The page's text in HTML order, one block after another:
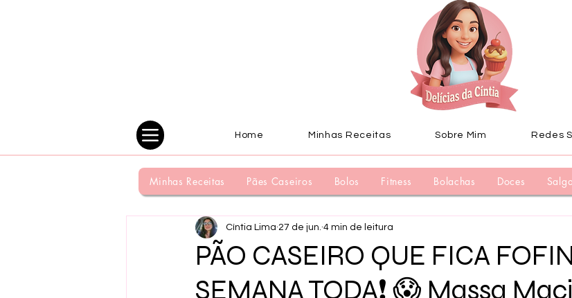
Home Minhas Receitas Sobre Mim Redes
Minhas Receitas Pães Caseiros Bolos Fitness Bolachas Doces
PÃO CASEIRO QUE FICA
SEMANA TODA❗ 😱 Massa
Cíntia Lima 27 de jun. 4 min de leitura